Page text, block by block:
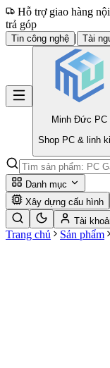
Hỗ trợ giao hàng
trả góp
Tin công nghệ | Tài
Minh Đức PC
Shop PC & linh
Danh mục
Xây dựng cấu hình
Tài
Trang chủ Sản phẩm